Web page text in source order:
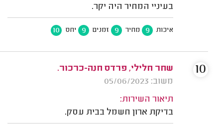
בעיניי המחיר היה יקר.
איכות 9 מחיר 9 זמנים 9 יחס 10
שחר חלילי, פרדס חנה-כרכור.
משוב: 05/06/2023
תיאור השירות:
בדיקת ארון חשמל בבית עסק.
10